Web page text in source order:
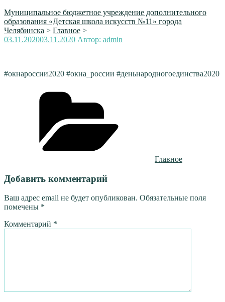
Муниципальное бюджетное учреждение дополнительного
образования «Детская школа искусств №11» города
Челябинска > Главное >
Опубликовано
03.11.202003.11.2020 Автор: admin
#окнароссии2020 #окна_россии #деньнародногоединства2020
Главное
Добавить комментарий
Ваш адрес email не будет опубликован. Обязательные поля
помечены *
Комментарий *